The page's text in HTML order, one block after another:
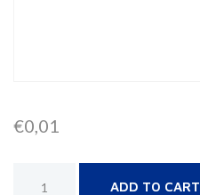
€0,01
ADD TO CART